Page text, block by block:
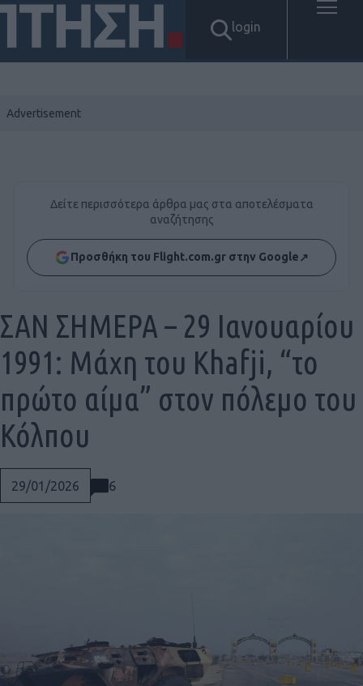
login
Δείτε περισσότερα άρθρα μας στα αποτελέσματα
αναζήτησης
Προσθήκη του Flight.com.gr στην Google↗
29/01/2026 6
ΣΑΝ ΣΗΜΕΡΑ – 29 Ιανουαρίου
1991: Μάχη του Khafji, “το
πρώτο αίμα” στον πόλεμο του
Κόλπου